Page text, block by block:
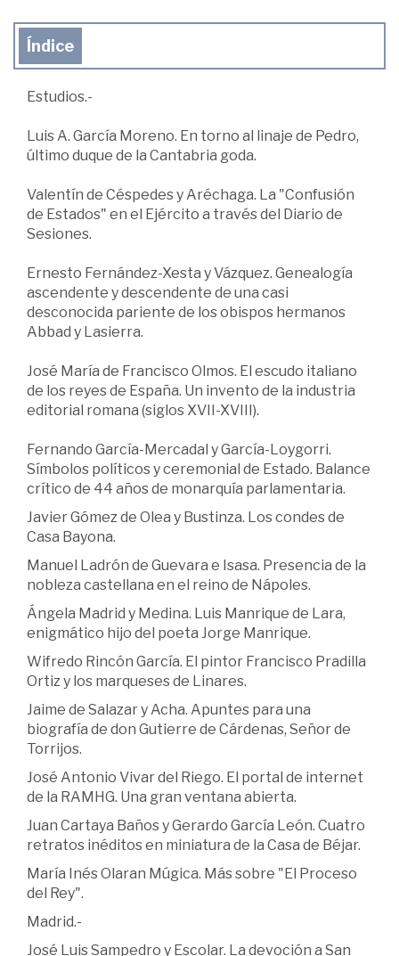
Índice
Estudios.-
Luis A. García Moreno. En torno al linaje de Pedro,
último duque de la Cantabria goda.
Valentín de Céspedes y Aréchaga. La "Confusión
de Estados" en el Ejército a través del Diario de
Sesiones.
Ernesto Fernández-Xesta y Vázquez. Genealogía
ascendente y descendente de una casi
desconocida pariente de los obispos hermanos
Abbad y Lasierra.
José María de Francisco Olmos. El escudo italiano
de los reyes de España. Un invento de la industria
editorial romana (siglos XVII-XVIII).
Fernando García-Mercadal y García-Loygorri.
Símbolos políticos y ceremonial de Estado. Balance
crítico de 44 años de monarquía parlamentaria.
Javier Gómez de Olea y Bustinza. Los condes de
Casa Bayona.
Manuel Ladrón de Guevara e Isasa. Presencia de la
nobleza castellana en el reino de Nápoles.
Ángela Madrid y Medina. Luis Manrique de Lara,
enigmático hijo del poeta Jorge Manrique.
Wifredo Rincón García. El pintor Francisco Pradilla
Ortiz y los marqueses de Linares.
Jaime de Salazar y Acha. Apuntes para una
biografía de don Gutierre de Cárdenas, Señor de
Torrijos.
José Antonio Vivar del Riego. El portal de internet
de la RAMHG. Una gran ventana abierta.
Juan Cartaya Baños y Gerardo García León. Cuatro
retratos inéditos en miniatura de la Casa de Béjar.
María Inés Olaran Múgica. Más sobre "El Proceso
del Rey".
Madrid.-
José Luis Sampedro y Escolar. La devoción a San